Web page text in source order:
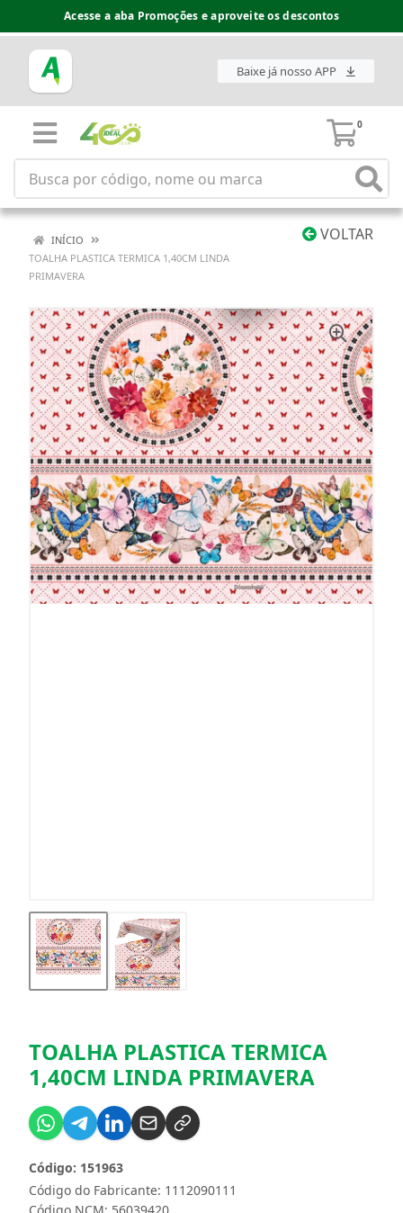
Acesse a aba Promoções e aproveite os descontos
Baixe já nosso APP
0
VOLTAR
INÍCIO
TOALHA PLASTICA TERMICA 1,40CM LINDA
PRIMAVERA
TOALHA PLASTICA TERMICA
1,40CM LINDA PRIMAVERA
Código do Fabricante: 1112090111
Código: 151963
Código NCM: 56039420